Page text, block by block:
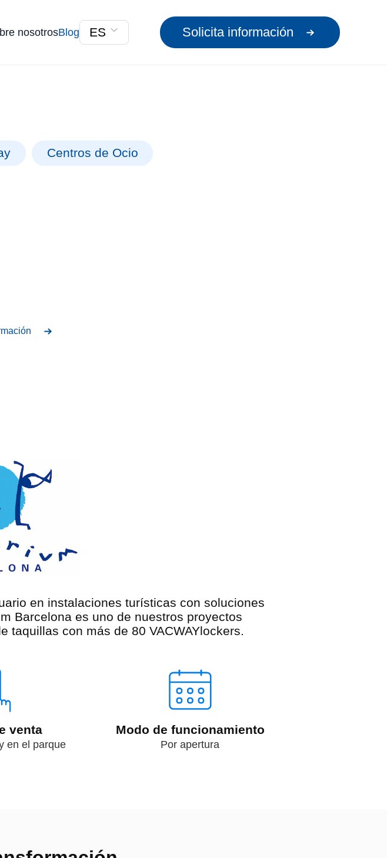
nosotrosBlog ES Solicita información
Centros de Ocio
en instalaciones turísticas con soluciones
Barcelona es uno de nuestros proyectos
taquillas con más de 80 VACWAYlockers.
venta
en el parque
Modo de funcionamiento
Por apertura